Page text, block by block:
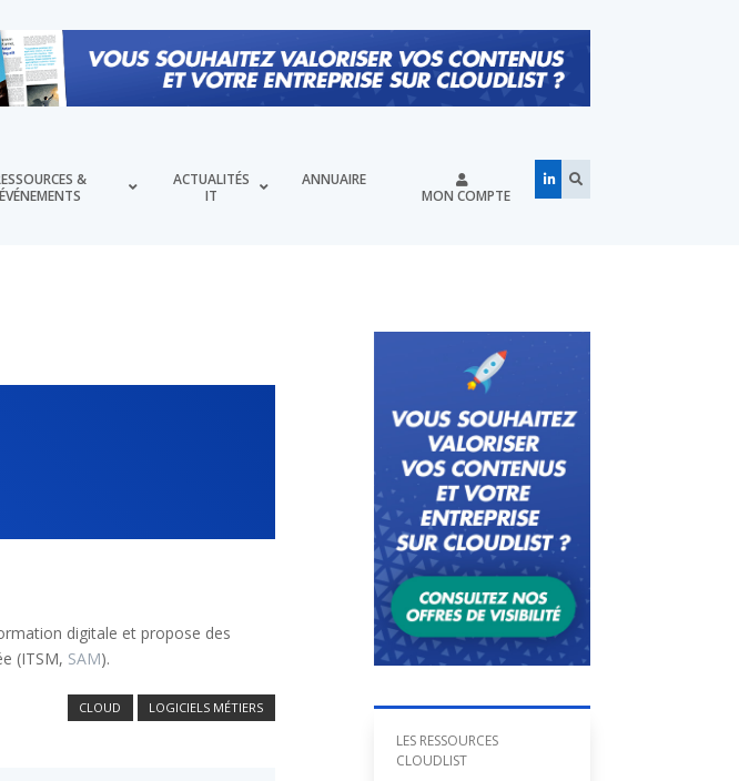
&
ÉVÉNEMENTS
ACTUALITÉS
IT
ANNUAIRE
MON COMPTE
digitale et propose des
(ITSM, SAM).
CLOUD LOGICIELS MÉTIERS
LES RESSOURCES
CLOUDLIST